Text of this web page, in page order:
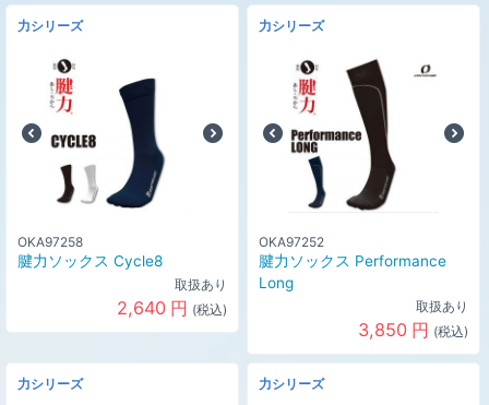
力シリーズ
OKA97258
腱力ソックス Cycle8
取扱あり
2,640 円 (税込)
力シリーズ
OKA97252
腱力ソックス Performance
Long
取扱あり
3,850 円 (税込)
力シリーズ 力シリーズ